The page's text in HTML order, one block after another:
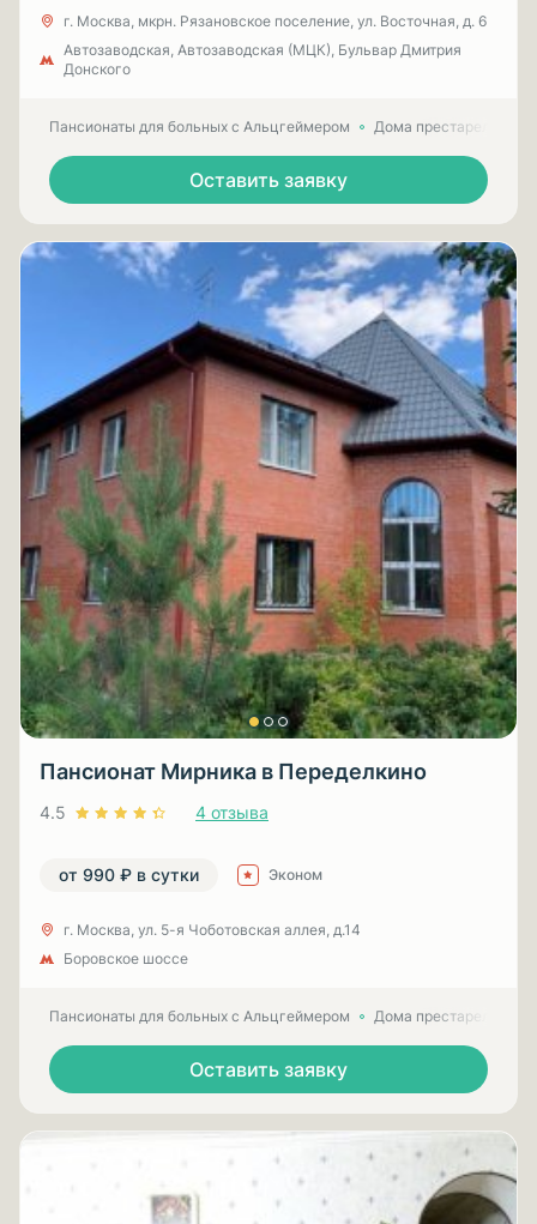
г. Москва, мкрн. Рязановское поселение, ул. Восточная, д. 6
Автозаводская, Автозаводская (МЦК), Бульвар Дмитрия
Донского
Пансионаты для больных с Альцгеймером Дома престарелых
Оставить заявку
Пансионат Мирника в Переделкино
4.5 4 отзыва
от 990 ₽ в сутки Эконом
г. Москва, ул. 5-я Чоботовская аллея, д.14
Боровское шоссе
Пансионаты для больных с Альцгеймером Дома престарелых
Оставить заявку